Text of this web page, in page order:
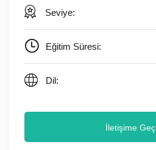
Seviye:
Eğitim Süresi:
Dil:
İletişime Geç